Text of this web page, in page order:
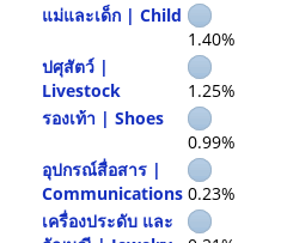
แม่และเด็ก | Child
1.40%
ปศุสัตว์ |
Livestock
1.25%
รองเท้า | Shoes
0.99%
อุปกรณ์สื่อสาร |
Communications 0.23%
เครื่องประดับ และ